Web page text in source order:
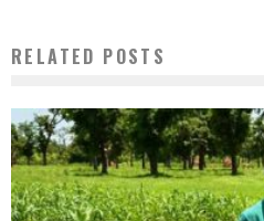
RELATED POSTS